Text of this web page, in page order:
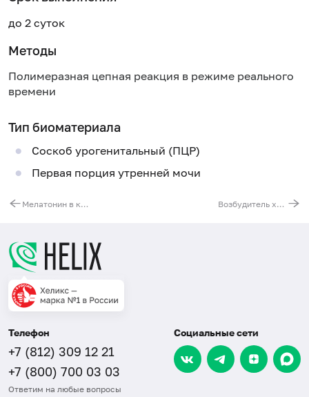
до 2 суток
Методы
Полимеразная цепная реакция в режиме реального
времени
Тип биоматериала
Соскоб урогенитальный (ПЦР)
Первая порция утренней мочи
Мелатонин в крови, ВЭЖХ Возбудитель хламидиоза (Chlamydia trachomatis), ДНК [реал-тайм ПЦР]
Телефон
+7 (812) 309 12 21
+7 (800) 700 03 03
Ответим на любые вопросы
Социальные сети